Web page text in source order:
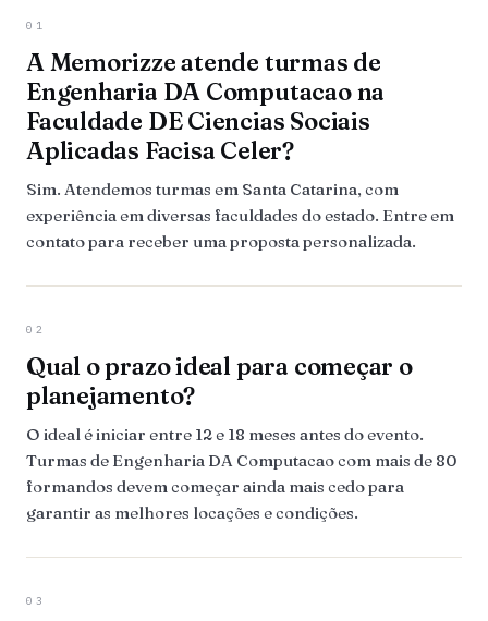
01
A Memorizze atende turmas de
Engenharia DA Computacao na
Faculdade DE Ciencias Sociais
Aplicadas Facisa Celer?
Sim. Atendemos turmas em Santa Catarina, com
experiência em diversas faculdades do estado. Entre em
contato para receber uma proposta personalizada.
02
Qual o prazo ideal para começar o
planejamento?
O ideal é iniciar entre 12 e 18 meses antes do evento.
Turmas de Engenharia DA Computacao com mais de 80
formandos devem começar ainda mais cedo para
garantir as melhores locações e condições.
03